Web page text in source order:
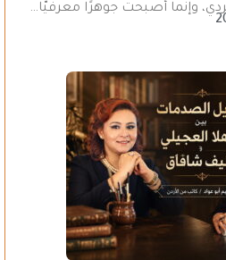
وإنما أصبحت جوهرًا معرفيًّا…